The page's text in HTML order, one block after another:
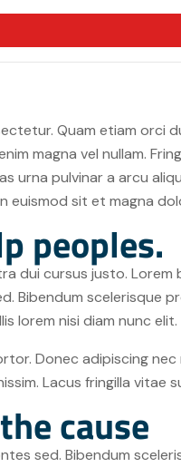
Quam etiam orci
magna vel nullam.
urna pulvinar a arcu
euismod sit et magna
peoples.
dui cursus justo.
Bibendum scelerisque
lorem nisi diam nunc elit.
Donec adipiscing nec
Lacus fringilla vitae
cause
sed. Bibendum